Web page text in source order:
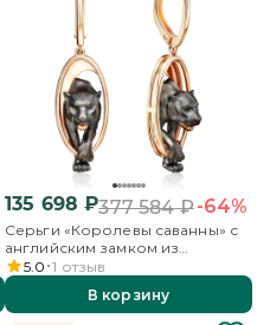
135 698 ₽377 584₽-64%
Серьги «Королевы саванны» с
английским замком из
красного золота
5.0 1 отзыв
В корзину